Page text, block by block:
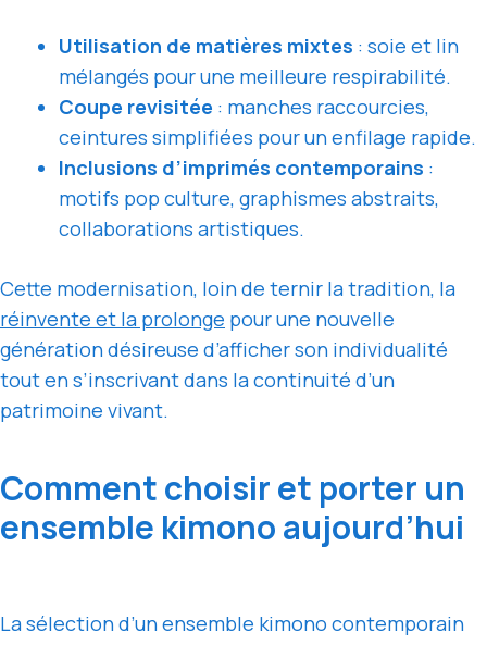
Utilisation de matières mixtes : soie et lin
mélangés pour une meilleure respirabilité.
Coupe revisitée : manches raccourcies,
ceintures simplifiées pour un enfilage rapide.
Inclusions d’imprimés contemporains :
motifs pop culture, graphismes abstraits,
collaborations artistiques.
Cette modernisation, loin de ternir la tradition, la
réinvente et la prolonge pour une nouvelle
génération désireuse d’afficher son individualité
tout en s’inscrivant dans la continuité d’un
patrimoine vivant.
Comment choisir et porter un
ensemble kimono aujourd’hui
La sélection d’un ensemble kimono contemporain